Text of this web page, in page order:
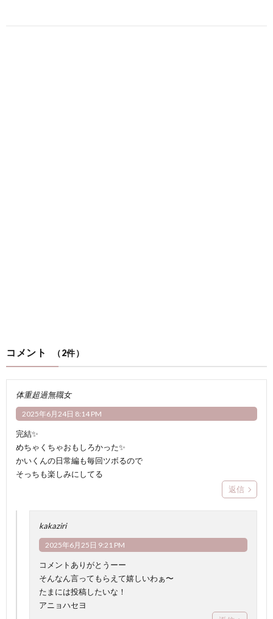
コメント （2件）
体重超過無職女
2025年6月24日 8:14 PM
完結✨
めちゃくちゃおもしろかった✨
かいくんの日常編も毎回ツボるので
そっちも楽しみにしてる
返信
kakaziri
2025年6月25日 9:21 PM
コメントありがとうーー
そんなん言ってもらえて嬉しいわぁ〜
たまには投稿したいな！
アニョハセヨ